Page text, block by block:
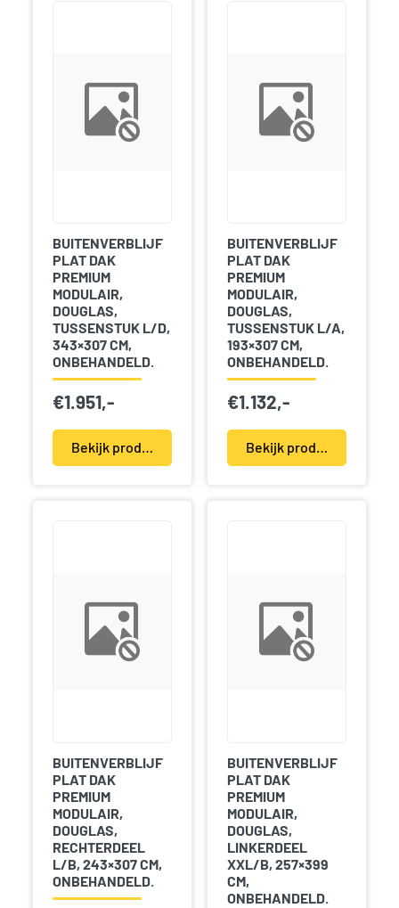
BUITENVERBLIJF
PLAT DAK
PREMIUM
MODULAIR,
DOUGLAS,
TUSSENSTUK L/D,
343×307 CM,
ONBEHANDELD.
€1.951,-
Bekijk product(en)
BUITENVERBLIJF
PLAT DAK
PREMIUM
MODULAIR,
DOUGLAS,
TUSSENSTUK L/A,
193×307 CM,
ONBEHANDELD.
€1.132,-
Bekijk product(en)
BUITENVERBLIJF
PLAT DAK
PREMIUM
MODULAIR,
DOUGLAS,
RECHTERDEEL
L/B, 243×307 CM,
ONBEHANDELD.
BUITENVERBLIJF
PLAT DAK
PREMIUM
MODULAIR,
DOUGLAS,
LINKERDEEL
XXL/B, 257×399
CM,
ONBEHANDELD.